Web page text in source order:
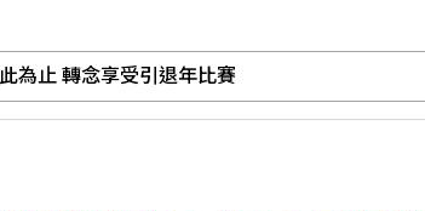
為止 轉念享受引退年比賽